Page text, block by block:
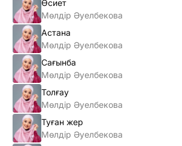
Өсиет
Мөлдір Әуелбекова
Астана
Мөлдір Әуелбекова
Сағынба
Мөлдір Әуелбекова
Толғау
Мөлдір Әуелбекова
Туған жер
Мөлдір Әуелбекова